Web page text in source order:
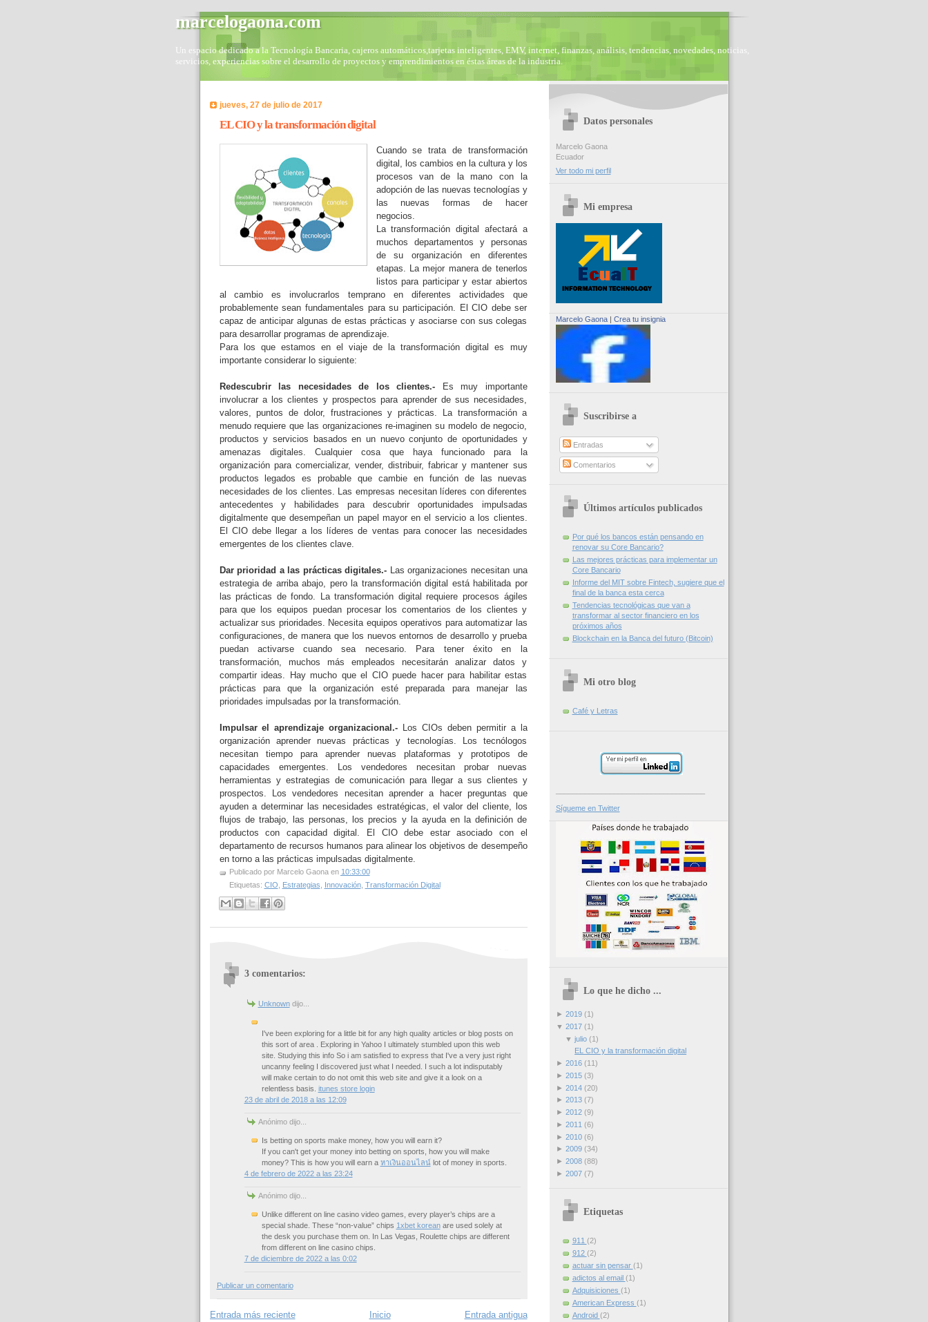
marcelogaona.com
Un espacio dedicado a la Tecnología Bancaria, cajeros automáticos,tarjetas inteligentes, EMV, internet, finanzas, análisis, tendencias, novedades, noticias,
servicios, experiencias sobre el desarrollo de proyectos y emprendimientos en éstas áreas de la industria.
jueves, 27 de julio de 2017
EL CIO y la transformación digital
Cuando se trata de transformación
digital, los cambios en la cultura y los
procesos van de la mano con la
adopción de las nuevas tecnologías y
las nuevas formas de hacer
negocios.
La transformación digital afectará a
muchos departamentos y personas
de su organización en diferentes
etapas. La mejor manera de tenerlos
listos para participar y estar abiertos
al cambio es involucrarlos temprano en diferentes actividades que
probablemente sean fundamentales para su participación. El CIO debe ser
capaz de anticipar algunas de estas prácticas y asociarse con sus colegas
para desarrollar programas de aprendizaje.
Para los que estamos en el viaje de la transformación digital es muy
importante considerar lo siguiente:
Redescubrir las necesidades de los clientes.- Es muy importante
involucrar a los clientes y prospectos para aprender de sus necesidades,
valores, puntos de dolor, frustraciones y prácticas. La transformación a
menudo requiere que las organizaciones re-imaginen su modelo de negocio,
productos y servicios basados ​​en un nuevo conjunto de oportunidades y
amenazas digitales. Cualquier cosa que haya funcionado para la
organización para comercializar, vender, distribuir, fabricar y mantener sus
productos legados es probable que cambie en función de las nuevas
necesidades de los clientes. Las empresas necesitan líderes con diferentes
antecedentes y habilidades para descubrir oportunidades impulsadas
digitalmente que desempeñan un papel mayor en el servicio a los clientes.
El CIO debe llegar a los líderes de ventas para conocer las necesidades
emergentes de los clientes clave.
Dar prioridad a las prácticas digitales.- Las organizaciones necesitan una
estrategia de arriba abajo, pero la transformación digital está habilitada por
las prácticas de fondo. La transformación digital requiere procesos ágiles
para que los equipos puedan procesar los comentarios de los clientes y
actualizar sus prioridades. Necesita equipos operativos para automatizar las
configuraciones, de manera que los nuevos entornos de desarrollo y prueba
puedan activarse cuando sea necesario. Para tener éxito en la
transformación, muchos más empleados necesitarán analizar datos y
compartir ideas. Hay mucho que el CIO puede hacer para habilitar estas
prácticas para que la organización esté preparada para manejar las
prioridades impulsadas por la transformación.
Impulsar el aprendizaje organizacional.- Los CIOs deben permitir a la
organización aprender nuevas prácticas y tecnologías. Los tecnólogos
necesitan tiempo para aprender nuevas plataformas y prototipos de
capacidades emergentes. Los vendedores necesitan probar nuevas
herramientas y estrategias de comunicación para llegar a sus clientes y
prospectos. Los vendedores necesitan aprender a hacer preguntas que
ayuden a determinar las necesidades estratégicas, el valor del cliente, los
flujos de trabajo, las personas, los precios y la ayuda en la definición de
productos con capacidad digital. El CIO debe estar asociado con el
departamento de recursos humanos para alinear los objetivos de desempeño
en torno a las prácticas impulsadas digitalmente.
Publicado por Marcelo Gaona en 10:33:00
Etiquetas: CIO Estrategias Innovación, Transformación Digital
3 comentarios:
Unknowndijo...
I've been exploring for a little bit for any high quality articles or blog posts on
this sort of area . Exploring in Yahoo I ultimately stumbled upon this web
site. Studying this info So i am satisfied to express that I've a very just right
uncanny feeling I discovered just what I needed. I such a lot indisputably
will make certain to do not omit this web site and give it a look on a
relentless basis. itunes store login
23 de abril de 2018 a las 12:09
Anónimo dijo...
Is betting on sports make money, how you will earn it?
If you can't get your money into betting on sports, how you will make
money? This is how you will earn a หาเงินออนไลน์lot of money in sports.
4 de febrero de 2022 a las 23:24
Anónimo dijo...
Unlike different on line casino video games, every player’s chips are a
special shade. These “non-value” chips 1xbet koreanare used solely at
the desk you purchase them on. In Las Vegas, Roulette chips are different
from different on line casino chips.
7 de diciembre de 2022 a las 0:02
Publicar un comentario
Entrada más reciente Entrada antigua
Inicio
Datos personales
Marcelo Gaona
Ecuador
Ver todo mi perfil
Mi empresa
Marcelo Gaona| Crea tu insignia
Suscribirse a
Entradas
Comentarios
Últimos artículos publicados
Por qué los bancos están pensando en
renovar su Core Bancario?
Las mejores prácticas para implementar un
Core Bancario
Informe del MIT sobre Fintech, sugiere que el
final de la banca esta cerca
Tendencias tecnológicas que van a
transformar al sector financiero en los
próximos años
Blockchain en la Banca del futuro (Bitcoin)
Mi otro blog
Café y Letras
Sígueme en Twitter
Lo que he dicho ...
► 2019 (1)
▼ 2017 (1)
▼ julio (1)
EL CIO y la transformación digital
► 2016 (11)
► 2015 (3)
► 2014 (20)
► 2013 (7)
► 2012 (9)
► 2011 (6)
► 2010 (6)
► 2009 (34)
► 2008 (88)
► 2007 (7)
Etiquetas
911 (2)
912 (2)
actuar sin pensar (1)
adictos al email (1)
Adquisiciones (1)
American Express (1)
Android (2)